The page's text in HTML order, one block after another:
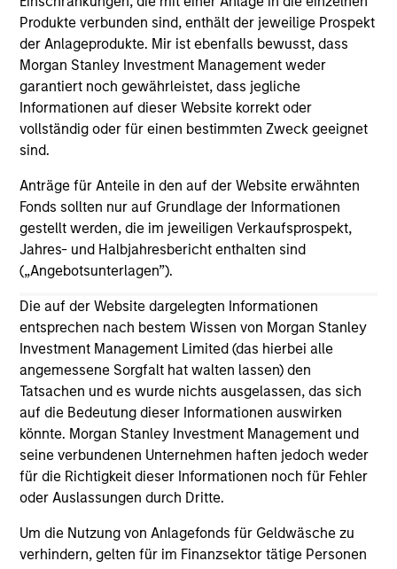
Produkte verbunden sind, enthält der jeweilige Prospekt
der Anlageprodukte. Mir ist ebenfalls bewusst, dass
Morgan Stanley Investment Management weder
garantiert noch gewährleistet, dass jegliche
Informationen auf dieser Website korrekt oder
vollständig oder für einen bestimmten Zweck geeignet
sind.
Anträge für Anteile in den auf der Website erwähnten
Fonds sollten nur auf Grundlage der Informationen
gestellt werden, die im jeweiligen Verkaufsprospekt,
Jahres- und Halbjahresbericht enthalten sind
(„Angebotsunterlagen”).
Die auf der Website dargelegten Informationen
entsprechen nach bestem Wissen von Morgan Stanley
Investment Management Limited (das hierbei alle
angemessene Sorgfalt hat walten lassen) den
Tatsachen und es wurde nichts ausgelassen, das sich
auf die Bedeutung dieser Informationen auswirken
könnte. Morgan Stanley Investment Management und
seine verbundenen Unternehmen haften jedoch weder
für die Richtigkeit dieser Informationen noch für Fehler
oder Auslassungen durch Dritte.
Um die Nutzung von Anlagefonds für Geldwäsche zu
verhindern, gelten für im Finanzsektor tätige Personen
private markets landscape, shared strategic
asset class insights—including a health check
on private credit—and delivered an in-depth
analysis of the evolving dynamics in private
equity.
03-DEC-2025
The information on this page is for informational
purposes only. The information contained herein does
not constitute and should not be construed as an
offering of advisory services or an offer to sell or a
solicitation of an offer to buy any securities in any
jurisdiction in which such offer or solicitation,
purchase or sale would be unlawful under the
securities, insurance or other laws of such jurisdiction.
All investing involves risks, including a loss of principal.
Please refer to the strategy detail page for important
considerations.